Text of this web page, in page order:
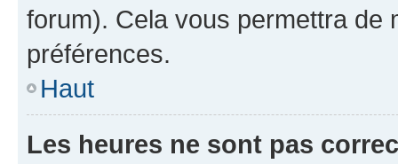
forum). Cela vous permettra de
préférences.
Haut
Les heures ne sont pas